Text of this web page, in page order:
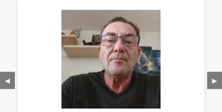
◀ ▶